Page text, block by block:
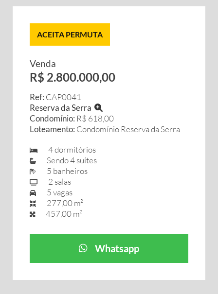
ACEITA PERMUTA
Venda
R$ 2.800.000,00
Ref: CAP0041
Reserva da Serra
Condomínio: R$ 618,00
Loteamento: Condomínio Reserva da Serra
4 dormitórios
Sendo 4 suítes
5 banheiros
2 salas
5 vagas
277,00 m²
457,00 m²
Whatsapp